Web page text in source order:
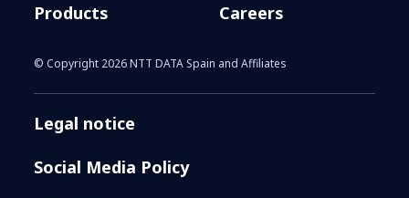
Products
Careers
© Copyright 2026 NTT DATA Spain and Affiliates
Legal notice
Social Media Policy